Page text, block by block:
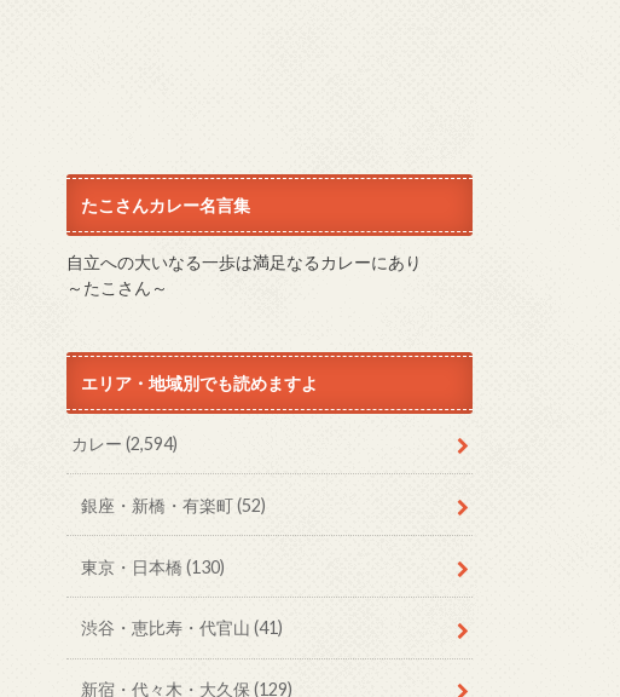
たこさんカレー名言集
自立への大いなる一歩は満足なるカレーにあり
～たこさん～
エリア・地域別でも読めますよ
カレー(2,594)
銀座・新橋・有楽町(52)
東京・日本橋 (130)
渋谷・恵比寿・代官山 (41)
新宿・代々木・大久保 (129)